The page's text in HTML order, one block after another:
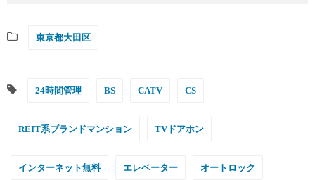
東京都大田区
24時間管理 BS CATV CS
REIT系ブランドマンション TVドアホン
インターネット無料 エレベーター オートロック